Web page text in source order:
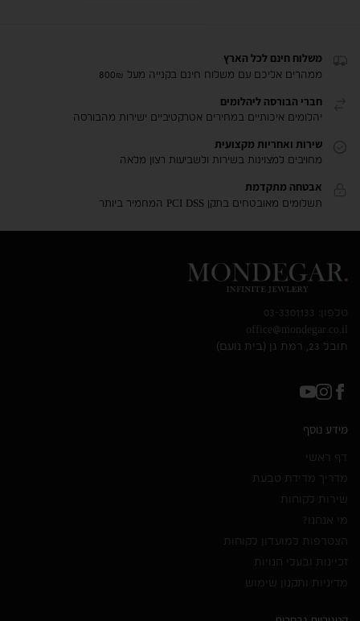
משלוח חינם לכל הארץ
ממהרים אליכם עם משלוח חינם בקנייה מעל 800₪
חברי הבורסה ליהלומים
יהלומים איכותיים במחירים אטרקטיביים ישירות מהבורסה
שירות ואחריות מקצועית
מחויבים למצוינות בשירות ולשביעות רצון מלאה
אבטחה מתקדמת
תשלומים מאובטחים בתקן PCI DSS המחמיר ביותר
טלפון: 03-3301133
office@mondegar.co.il
תובל 23, רמת גן (בית נועם)
מידע נוסף
דף ראשי
מדריך מדידת טבעת
שירות לקוחות
מי אנחנו?
הצטרפות למועדון לקוחות
זכיינות ובעלי חנויות
מדיניות ותקנון שימוש